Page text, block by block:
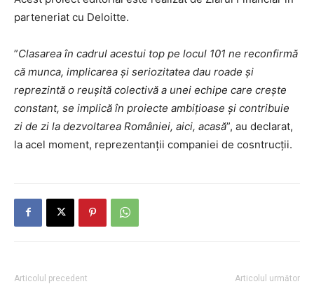
parteneriat cu Deloitte.
”Clasarea în cadrul acestui top pe locul 101 ne reconfirmă
că munca, implicarea și seriozitatea dau roade și
reprezintă o reușită colectivă a unei echipe care crește
constant, se implică în proiecte ambițioase și contribuie
zi de zi la dezvoltarea României, aici, acasă”, au declarat,
la acel moment, reprezentanții companiei de cosntrucții.
Articolul precedent Articolul următor